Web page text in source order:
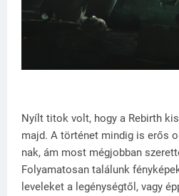
Nyílt titok volt, hogy a Rebirth
majd. A történet mindig is erős
nak, ám most mégjobban
Folyamatosan találunk
leveleket a legénységtől, vagy